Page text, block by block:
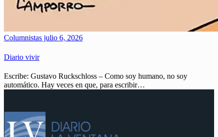
Columnistas julio 6, 2026
Diario vivir
Escribe: Gustavo Ruckschloss – Como soy humano, no soy
automático. Hay veces en que, para escribir…